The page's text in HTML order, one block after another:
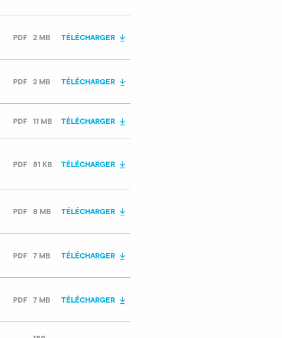
PDF 2 MB TÉLÉCHARGER
PDF 2 MB TÉLÉCHARGER
PDF 11 MB TÉLÉCHARGER
PDF 81 KB TÉLÉCHARGER
PDF 8 MB TÉLÉCHARGER
PDF 7 MB TÉLÉCHARGER
PDF 7 MB TÉLÉCHARGER